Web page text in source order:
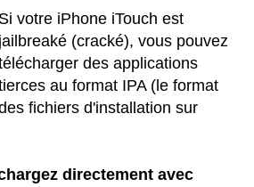
Si votre iPhone iTouch est
jailbreaké (cracké), vous pouvez
des applications
au format IPA (le format
fichiers d'installation sur
directement avec